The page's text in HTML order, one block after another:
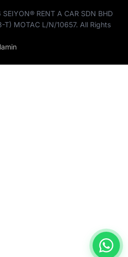
RENT A CAR SDN BHD
T) MOTAC L/N/10657. All Rights